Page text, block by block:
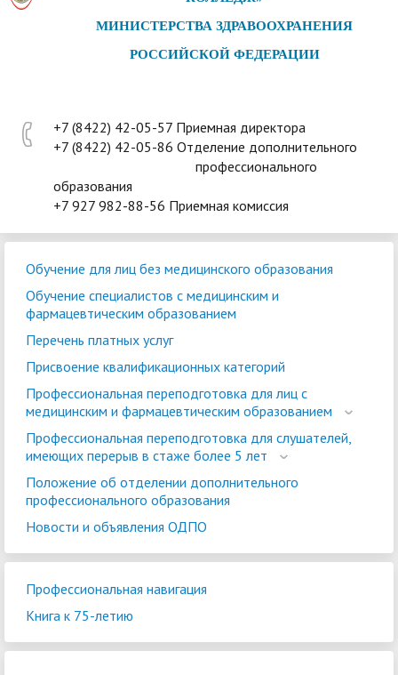
МИНИСТЕРСТВА ЗДРАВООХРАНЕНИЯ
РОССИЙСКОЙ ФЕДЕРАЦИИ
+7 (8422) 42-05-57 Приемная директора
+7 (8422) 42-05-86 Отделение дополнительного
профессионального
образования
+7 927 982-88-56 Приемная комиссия
Обучение для лиц без медицинского образования
Обучение специалистов с медицинским и
фармацевтическим образованием
Перечень платных услуг
Присвоение квалификационных категорий
Профессиональная переподготовка для лиц с
медицинским и фармацевтическим образованием
Профессиональная переподготовка для слушателей,
имеющих перерыв в стаже более 5 лет
Положение об отделении дополнительного
профессионального образования
Новости и объявления ОДПО
Профессиональная навигация
Книга к 75-летию